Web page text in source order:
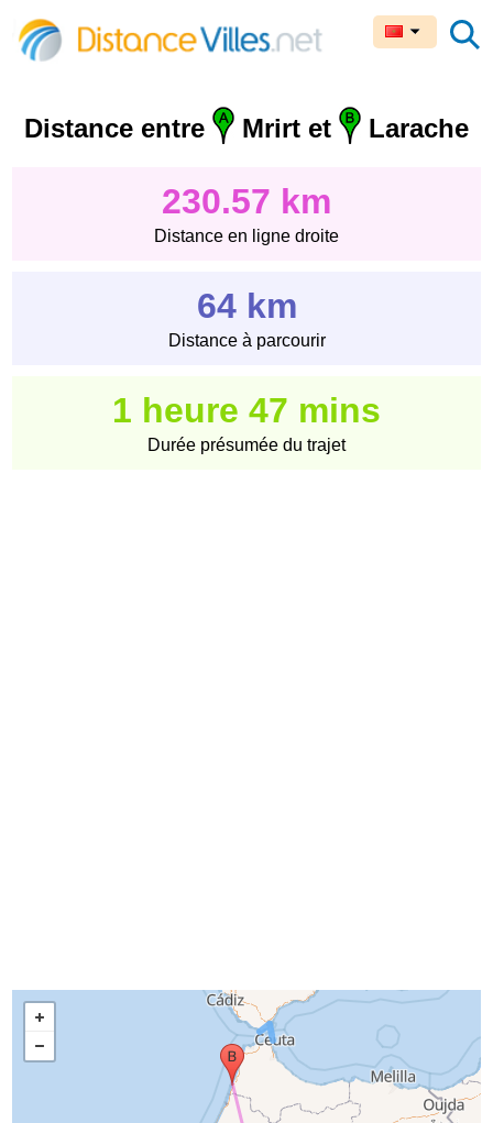
Distance entre Mrirt et Larache
230.57 km
Distance en ligne droite
64 km
Distance à parcourir
1 heure 47 mins
Durée présumée du trajet